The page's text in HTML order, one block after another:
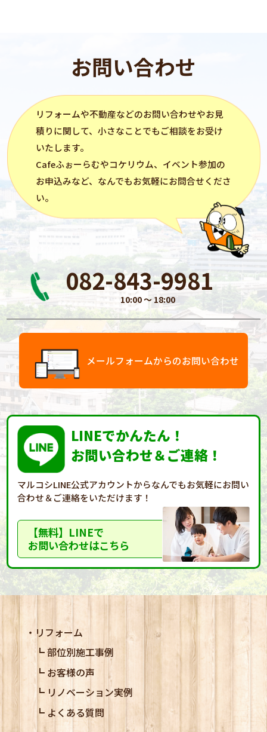
お問い合わせ
リフォームや不動産などのお問い合わせやお見
積りに関して、小さなことでもご相談をお受け
いたします。
Cafeふぉーらむやコケリウム、イベント参加の
お申込みなど、なんでもお気軽にお問合せくださ
い。
082-843-9981
10:00 〜 18:00
メールフォームからのお問い合わせ
LINEでかんたん！
お問い合わせ＆ご連絡！
マルコシLINE公式アカウントからなんでもお気軽にお問い
合わせ＆ご連絡をいただけます！
【無料】LINEで
お問い合わせはこちら
リフォーム
部位別施工事例
お客様の声
リノベーション実例
よくある質問